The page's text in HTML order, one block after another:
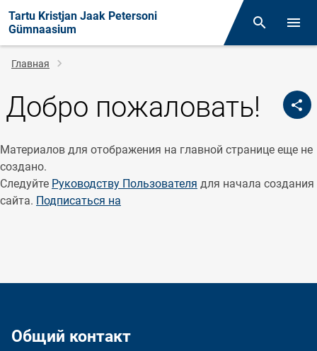
Tartu Kristjan Jaak Petersoni
Gümnaasium
Поиск
Строка
навигации
Главная
Добро пожаловать!
Материалов для отображения на главной странице еще не
создано.
Следуйте Руководству Пользователя для начала создания
сайта. Подписаться на
Общий контакт